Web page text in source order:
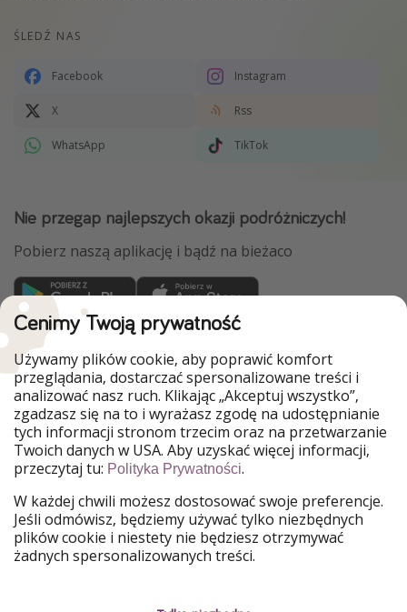
ŚLEDŹ NAS
Facebook Instagram
X Rss
WhatsApp TikTok
Nie przegap najlepszych okazji podróżniczych!
Pobierz naszą aplikację i bądź na bieżaco
WakacyjniPiraci są częścią Grupy HolidayPirates
Nasze rynki
PiratinViaggio
HolidayPirates
VakantiePiraten
VoyagesPirates
Ferienpiraten
Urlaubspiraten
Urlaubspiraten
ViajerosPiratas
TravelPirates
Nasza grupa
HolidayPirates Group
Poznaj nas! Informacje prawne
Cenimy Twoją prywatność
Używamy plików cookie, aby poprawić komfort
przeglądania, dostarczać spersonalizowane treści i
analizować nasz ruch. Klikając „Akceptuj wszystko”,
zgadzasz się na to i wyrażasz zgodę na udostępnianie
tych informacji stronom trzecim oraz na przetwarzanie
Twoich danych w USA. Aby uzyskać więcej informacji,
przeczytaj tu: Polityka Prywatności.
W każdej chwili możesz dostosować swoje preferencje.
Jeśli odmówisz, będziemy używać tylko niezbędnych
plików cookie i niestety nie będziesz otrzymywać
żadnych spersonalizowanych treści.